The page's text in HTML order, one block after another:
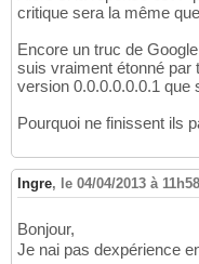
critique sera la même
Encore un truc de
suis vraiment étonné par
version 0.0.0.0.0.0.1 que
Pourquoi ne finissent ils
Ingre, le 04/04/2013 à 11h58
Bonjour,
Je nai pas dexpérience